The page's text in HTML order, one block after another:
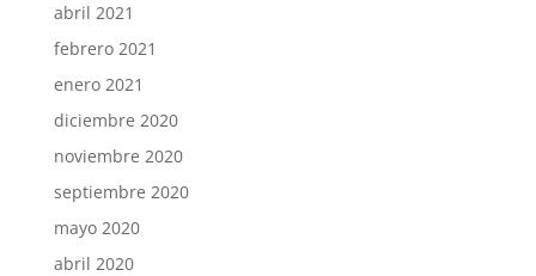
abril 2021
febrero 2021
enero 2021
diciembre 2020
noviembre 2020
septiembre 2020
mayo 2020
abril 2020